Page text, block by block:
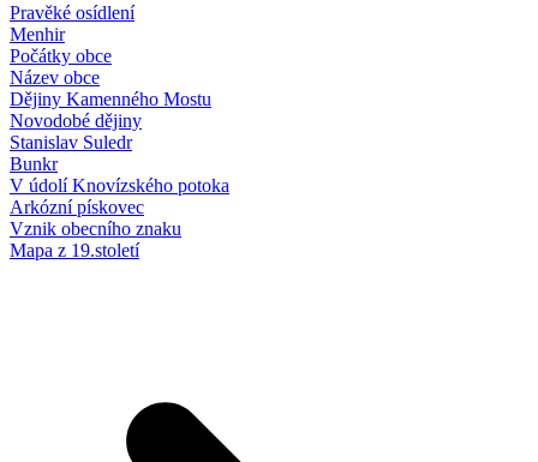
Pravěké osídlení
Menhir
Počátky obce
Název obce
Dějiny Kamenného Mostu
Novodobé dějiny
Stanislav Suledr
Bunkr
V údolí Knovízského potoka
Arkózní pískovec
Vznik obecního znaku
Mapa z 19.století